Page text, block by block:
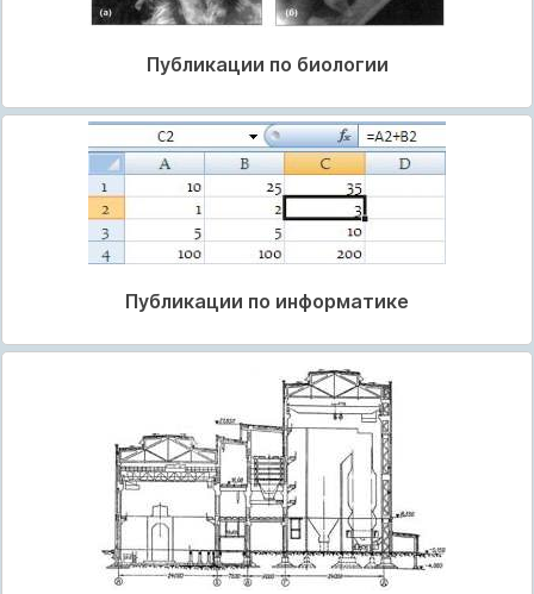
Публикации по биологии
Публикации по информатике